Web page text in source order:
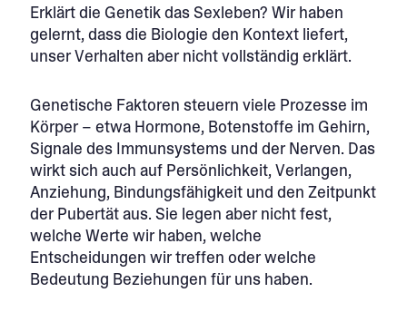
Erklärt die Genetik das Sexleben? Wir haben
gelernt, dass die Biologie den Kontext liefert,
unser Verhalten aber nicht vollständig erklärt.
Genetische Faktoren steuern viele Prozesse im
Körper – etwa Hormone, Botenstoffe im Gehirn,
Signale des Immunsystems und der Nerven. Das
wirkt sich auch auf Persönlichkeit, Verlangen,
Anziehung, Bindungsfähigkeit und den Zeitpunkt
der Pubertät aus. Sie legen aber nicht fest,
welche Werte wir haben, welche
Entscheidungen wir treffen oder welche
Bedeutung Beziehungen für uns haben.